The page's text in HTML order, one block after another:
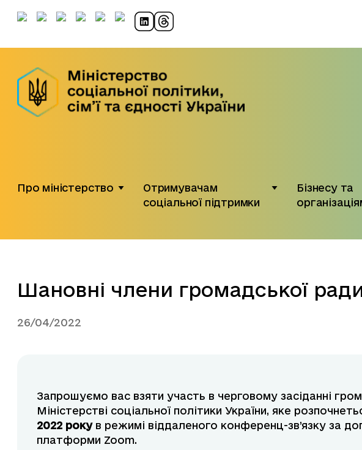
Про міністерство
Отримувачам
соціальної підтримки
Бізнесу та
Шановні члени громадської
26/04/2022
Запрошуємо вас взяти участь в черговому засіданні
Міністерстві соціальної політики України, яке
2022 рокув режимі віддаленого конференц-зв’язку за
платформи Zoom.